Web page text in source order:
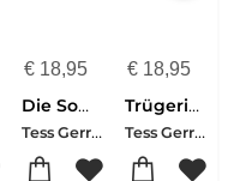
€ 18,95
Die Sommergäste
Tess Gerritsen
€ 18,95
Trügerische Ruhe
Tess Gerritsen